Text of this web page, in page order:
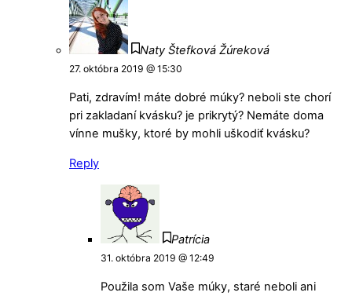
Naty Štefková Žúreková
27. októbra 2019 @ 15:30
Pati, zdravím! máte dobré múky? neboli ste chorí
pri zakladaní kvásku? je prikrytý? Nemáte doma
vínne mušky, ktoré by mohli uškodiť kvásku?
Reply
Patrícia
31. októbra 2019 @ 12:49
Použila som Vaše múky, staré neboli ani